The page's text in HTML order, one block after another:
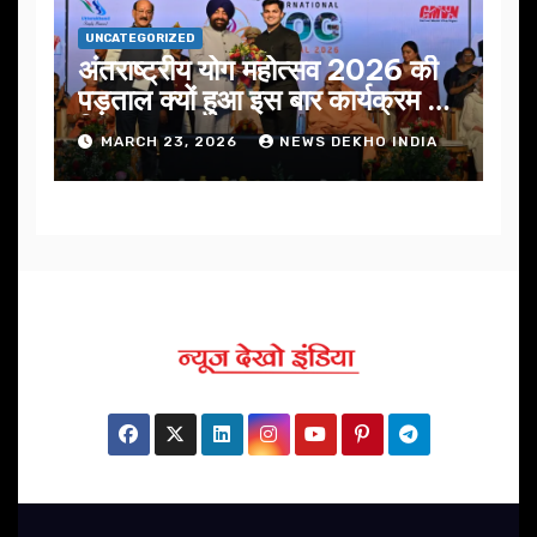
UNCATEGORIZED
अंतराष्ट्रीय योग महोत्सव 2026 की
पड़ताल क्यों हुआ इस बार कार्यक्रम में
निखार
MARCH 23, 2026 NEWS DEKHO INDIA